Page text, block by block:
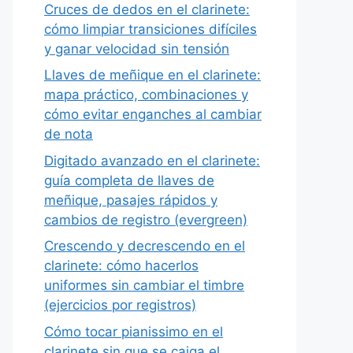
Cruces de dedos en el clarinete:
cómo limpiar transiciones difíciles
y ganar velocidad sin tensión
Llaves de meñique en el clarinete:
mapa práctico, combinaciones y
cómo evitar enganches al cambiar
de nota
Digitado avanzado en el clarinete:
guía completa de llaves de
meñique, pasajes rápidos y
cambios de registro (evergreen)
Crescendo y decrescendo en el
clarinete: cómo hacerlos
uniformes sin cambiar el timbre
(ejercicios por registros)
Cómo tocar pianissimo en el